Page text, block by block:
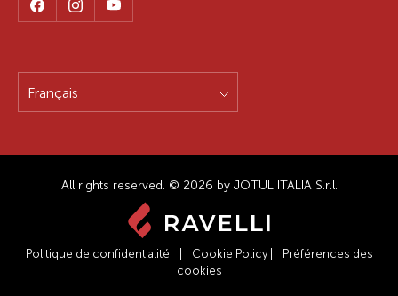
Français
All rights reserved. © 2026 by JOTUL ITALIA S.r.l.
Politique de confidentialité Cookie Policy
Préférences des
cookies